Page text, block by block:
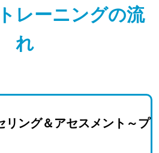
レーニングの流
れ
リング＆アセスメント～プ